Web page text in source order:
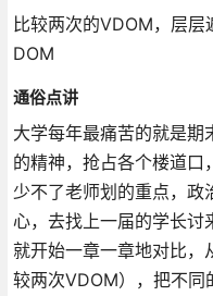
比较两次的VDOM，层
DOM
通俗点讲
大学每年最痛苦的就是期
的精神，抢占各个楼道口
少不了老师划的重点，政
心，去找上一届的学长讨
就开始一章一章地对比，
较两次VDOM），把不同